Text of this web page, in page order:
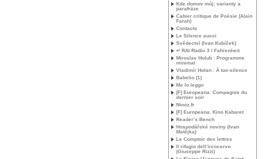
Kde domov můj: varianty a
parafráze
Cahier critique de Poésie (Alain
Farah)
Contacts
Le Silence aussi
Svědectví (Ivan Kubíček)
↵ RAI Radio 3 / Fahrenheit
Miroslav Holub : Programme
minimal
Vladimír Holan : À tue-silence
Babelio (1)
Me lo leggo
[F] Europeana. Compagnie du
dernier soir
Niooz.fr
[F] Europeana. Kino Kabaret
Reader’s Bench
Hospodářské noviny (Ivan
Matějka)
Le Comptoir des lettres
Il rifugio dell’ircocervo
(Giuseppe Rizzi)